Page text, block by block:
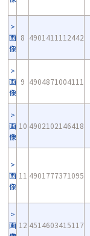
画
像
8 4901411112442
画
像
9 4904871004111
画
像
10 4902102146418
画
像
11 4901777371095
画 12 4514603415117